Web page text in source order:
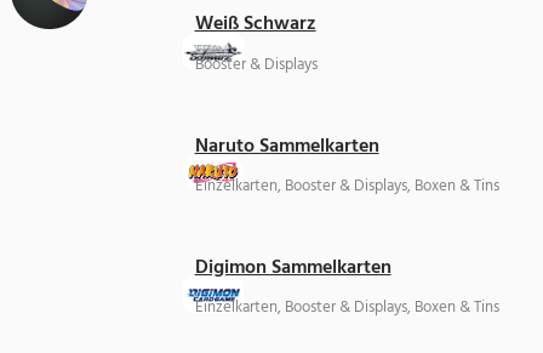
Weiß Schwarz
Booster & Displays
Naruto Sammelkarten
Einzelkarten, Booster & Displays, Boxen & Tins
Digimon Sammelkarten
Einzelkarten, Booster & Displays, Boxen & Tins